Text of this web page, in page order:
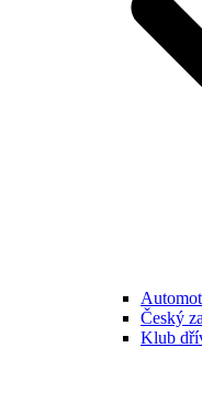
Český
Klub